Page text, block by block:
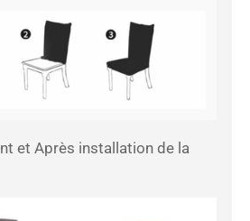
et Après installation de la